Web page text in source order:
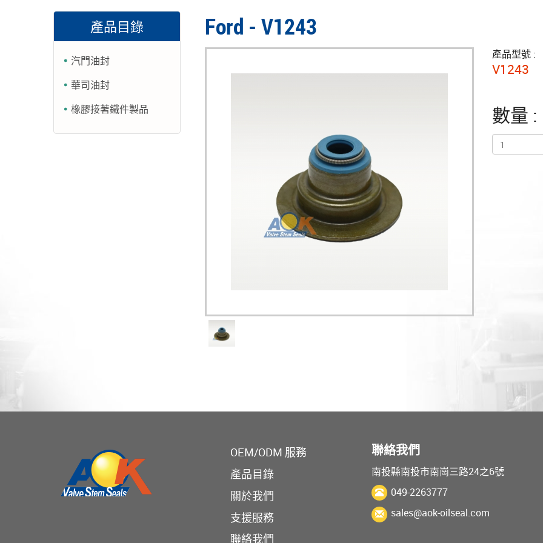
Ford - V1243
產品型號 :
V1243
數量 :
產品目錄
汽門油封
華司油封
橡膠接著鐵件製品
OEM/ODM 服務
產品目錄
關於我們
支援服務
聯絡我們
聯絡我們
南投縣南投市南崗三路24之6號
049-2263777
sales@aok-oilseal.com